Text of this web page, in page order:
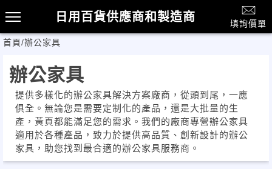
日用百貨供應商和製造商
填詢價單
首頁/辦公家具
辦公家具
提供多樣化的辦公家具解決方案廠商，從頭到尾，一應
俱全。無論您是需要定制化的產品，還是大批量的生
產，黃頁都能滿足您的需求。我們的廠商專營辦公家具
適用於各種產品，致力於提供高品質、創新設計的辦公
家具，助您找到最合適的辦公家具服務商。